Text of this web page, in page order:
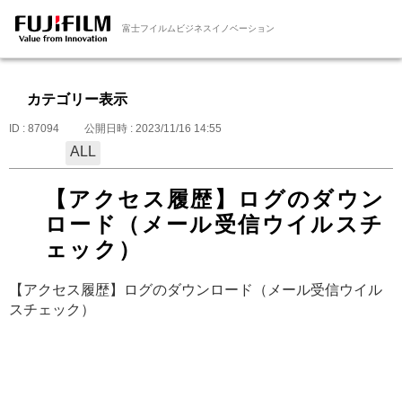
富士フイルムビジネスイノベーション
カテゴリー表示
ID : 87094 公開日時 : 2023/11/16 14:55
ALL
【アクセス履歴】ログのダウン
ロード（メール受信ウイルスチ
ェック）
【アクセス履歴】ログのダウンロード（メール受信ウイル
スチェック）